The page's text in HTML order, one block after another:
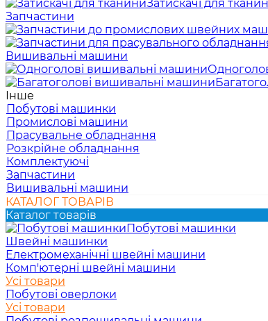
Затискачі для
Запчастини
Вишивальні машини
Інше
Побутові машинки
Промислові машини
Прасувальне обладнання
Розкрійне обладнання
Комплектуючі
Запчастини
Вишивальні машини
КАТАЛОГ ТОВАРІВ
Каталог товарів
Побутові машинки
Швейні машинки
Електромеханічні швейні машини
Комп'ютерні швейні машини
Усі товари
Побутові оверлоки
Усі товари